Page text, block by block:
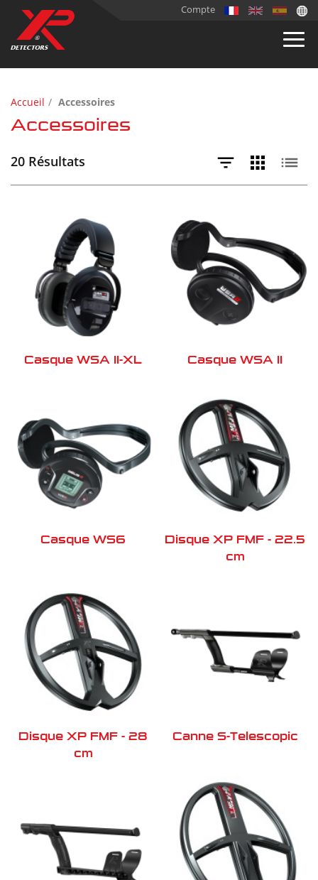
Compte
Accueil Accessoires
Accessoires
20 Résultats
Casque WSA II-XL Casque WSA II
Casque WS6
Disque XP FMF - 22.5
cm
Disque XP FMF - 28
cm
Canne S-Telescopic